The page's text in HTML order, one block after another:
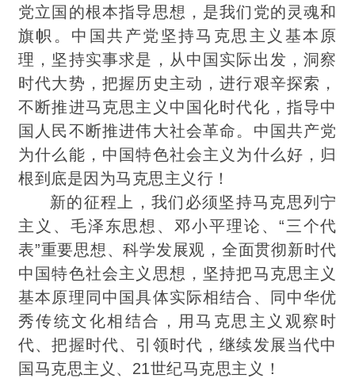
党立国的根本指导思想，是我们党的灵魂和
旗帜。中国共产党坚持马克思主义基本原
理，坚持实事求是，从中国实际出发，洞察
时代大势，把握历史主动，进行艰辛探索，
不断推进马克思主义中国化时代化，指导中
国人民不断推进伟大社会革命。中国共产党
为什么能，中国特色社会主义为什么好，归
根到底是因为马克思主义行！
新的征程上，我们必须坚持马克思列宁
主义、毛泽东思想、邓小平理论、“三个代
表”重要思想、科学发展观，全面贯彻新时代
中国特色社会主义思想，坚持把马克思主义
基本原理同中国具体实际相结合、同中华优
秀传统文化相结合，用马克思主义观察时
代、把握时代、引领时代，继续发展当代中
国马克思主义、21世纪马克思主义！